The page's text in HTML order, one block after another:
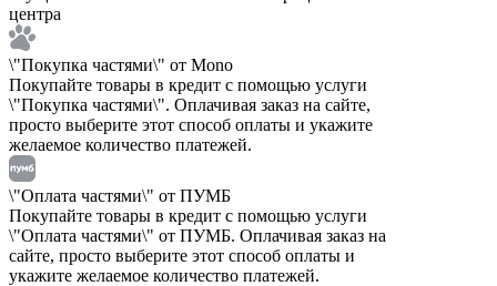
центра
\"Покупка частями\" от Mono
Покупайте товары в кредит с помощью услуги
\"Покупка частями\". Оплачивая заказ на сайте,
просто выберите этот способ оплаты и укажите
желаемое количество платежей.
\"Оплата частями\" от ПУМБ
Покупайте товары в кредит с помощью услуги
\"Оплата частями\" от ПУМБ. Оплачивая заказ на
сайте, просто выберите этот способ оплаты и
укажите желаемое количество платежей.